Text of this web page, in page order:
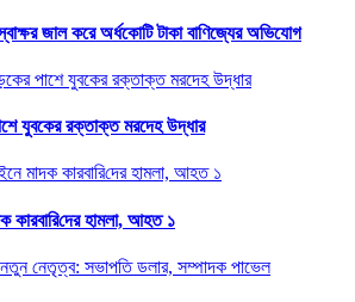
জাল করে অর্ধকোটি টাকা বাণিজ্যের অভিযোগ
যুবকের রক্তাক্ত মরদেহ উদ্ধার
কারবা‌রি‌দের হামলা, আহত ১